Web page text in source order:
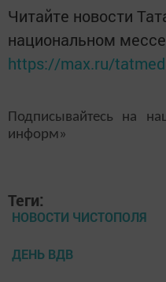
Читайте новости
национальном
https://max.ru/
Подписывайтесь на
информ»
Теги:
НОВОСТИ ЧИСТОПОЛЯ
ДЕНЬ ВДВ